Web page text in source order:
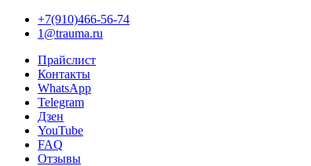
+7(910)466-56-74
1@trauma.ru
Прайслист
Контакты
WhatsApp
Telegram
Дзен
YouTube
FAQ
Отзывы